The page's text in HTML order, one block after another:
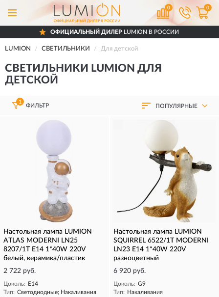
0 0
ОФИЦИАЛЬНЫЙ ДИЛЕР LUMION В РОССИИ
LUMION СВЕТИЛЬНИКИ Для детской
СВЕТИЛЬНИКИ LUMION ДЛЯ
ДЕТСКОЙ
1
ФИЛЬТР ПОПУЛЯРНЫЕ
Настольная лампа LUMION
ATLAS MODERNI LN25
8207/1T Е14 1*40W 220V
белый, керамика/пластик
2 722 руб.
Цоколь: E14
Тип: Светодиодные; Накаливания
Настольная лампа LUMION
SQUIRREL 6522/1T MODERNI
LN23 E14 1*40W 220V
разноцветный
6 920 руб.
Цоколь: G9
Тип: Накаливания